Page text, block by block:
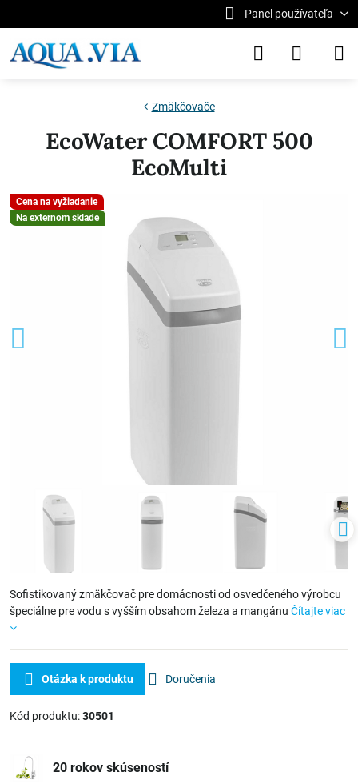
Panel používateľa
Cena na vyžiadanie
Na externom sklade
Zmäkčovače
EcoWater COMFORT 500
EcoMulti
Sofistikovaný zmäkčovač pre domácnosti od osvedčeného výrobcu
špeciálne pre vodu s vyšším obsahom železa a mangánu Čítajte viac
Otázka k produktu Doručenia
Kód produktu:30501
20 rokov skúseností